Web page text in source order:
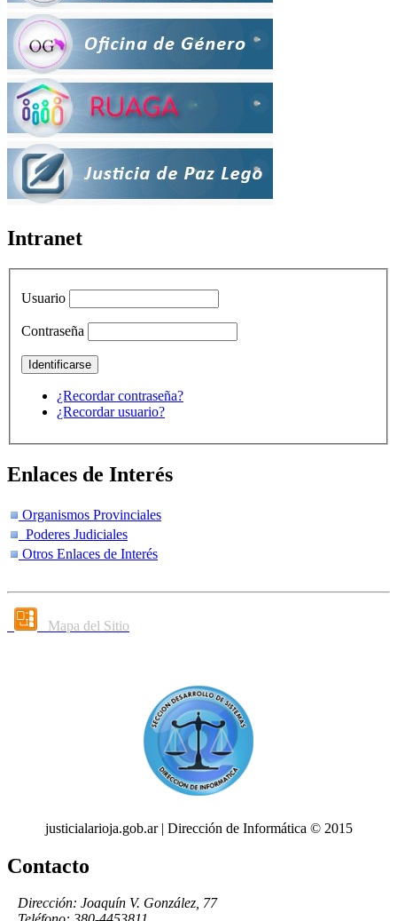
Intranet
Usuario
Contraseña
¿Recordar contraseña?
¿Recordar usuario?
Enlaces de Interés
Organismos Provinciales
Poderes Judiciales
Otros Enlaces de Interés
Mapa del Sitio
justicialarioja.gob.ar | Dirección de Informática © 2015
Contacto
Dirección: Joaquín V. González, 77